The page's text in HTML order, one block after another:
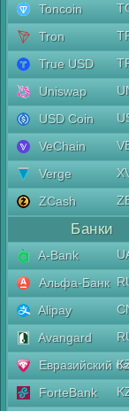
Toncoin
Tron
True USD
Uniswap
USD Coin
VeChain
Verge
ZCash
Банки
A-Bank
Альфа-Банк
Alipay
Avangard
Евразийский
ForteBank